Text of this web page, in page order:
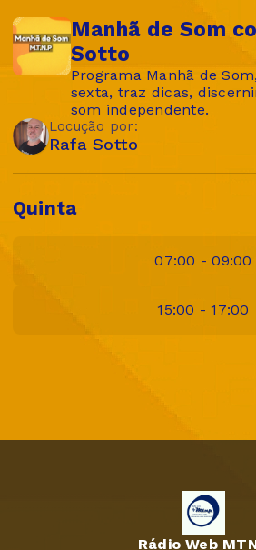
Manhã de Som
Sotto
Programa Manhã de
sexta, traz dicas,
som independente.
Locução por:
Rafa Sotto
Quinta
07:00 - 09:00
15:00 - 17:00
Rádio Web